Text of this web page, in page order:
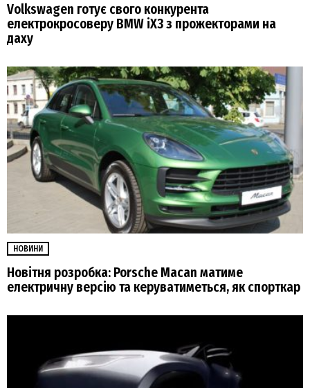
Volkswagen готує свого конкурента
електрокросоверу BMW iX3 з прожекторами на
даху
НОВИНИ
Новітня розробка: Porsche Macan матиме
електричну версію та керуватиметься, як спорткар